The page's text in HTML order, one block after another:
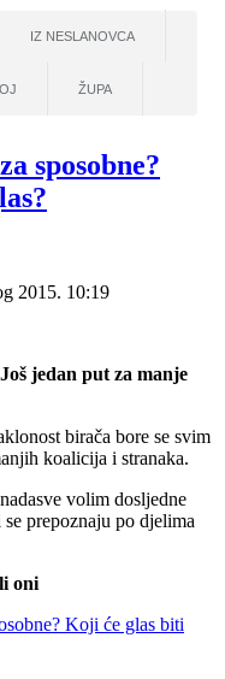
IZ NESLANOVCA
ŽUPA
sposobne?
2015. 10:19
jedan put za manje
birača bore se svim
koalicija i stranaka.
volim dosljedne
prepoznaju po djelima
oni
Koji će glas biti